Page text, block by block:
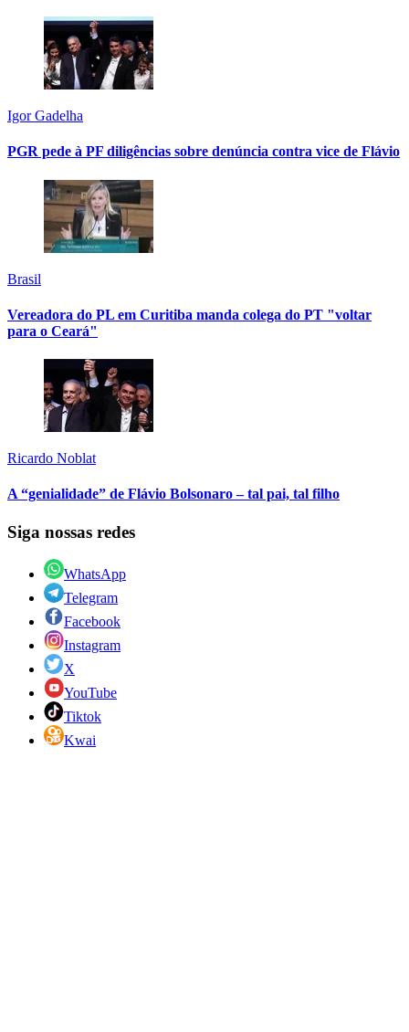
Igor Gadelha
PGR pede à PF diligências sobre denúncia contra vice de Flávio
Brasil
Vereadora do PL em Curitiba manda colega do PT "voltar
para o Ceará"
Ricardo Noblat
A “genialidade” de Flávio Bolsonaro – tal pai, tal filho
Siga nossas redes
WhatsApp
Telegram
Facebook
Instagram
X
YouTube
Tiktok
Kwai